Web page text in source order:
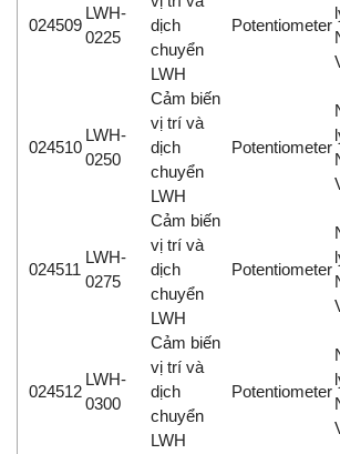
024509
LWH-
0225
dịch
chuyển
LWH
Potentiometer
024510
LWH-
0250
Cảm biến
vị trí và
dịch
chuyển
LWH
Potentiometer
024511
LWH-
0275
Cảm biến
vị trí và
dịch
chuyển
LWH
Potentiometer
024512
LWH-
0300
Cảm biến
vị trí và
dịch
chuyển
LWH
Potentiometer